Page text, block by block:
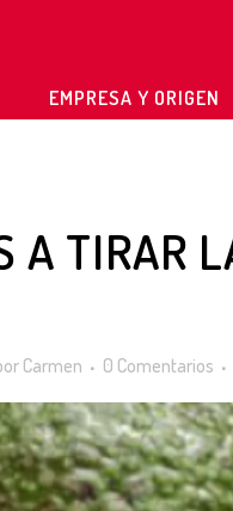
EMPRESA Y ORIGEN
A TIRAR
Carmen 0 Comentarios